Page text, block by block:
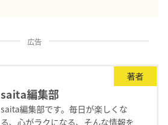
広告
著者
saita編集部
saita編集部です。毎日が楽しくな
る、心がラクになる、そんな情報を